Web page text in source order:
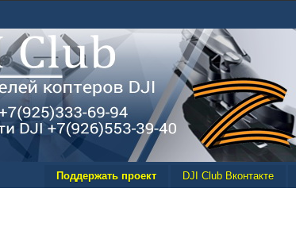
DJI Club Вконтакте
Поддержать проект